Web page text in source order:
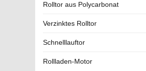
Rolltor aus Polycarbonat
Verzinktes Rolltor
Schnelllauftor
Rollladen-Motor